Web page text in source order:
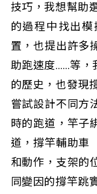
技巧，我想幫助
的過程中找出
置，也提出許多
助跑速度……等，
的歷史，也發現
嘗試設計不同方
時的跑道，竿子
道，撐竿輔助車
和動作，支架的
同變因的撐竿跳